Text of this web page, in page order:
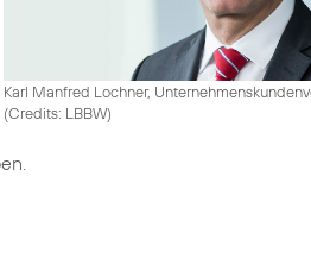
Karl Manfred Lochner,
(Credits: LBBW)